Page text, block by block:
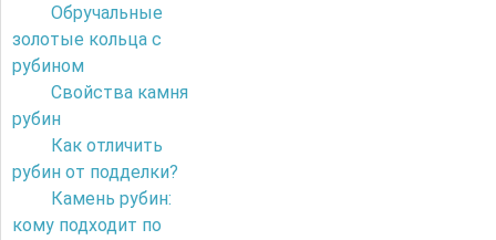
Обручальные
золотые кольца с
рубином
Свойства камня
рубин
Как отличить
рубин от подделки?
Камень рубин:
кому подходит по